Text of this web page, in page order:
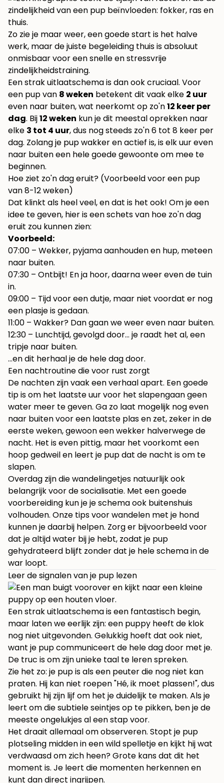
Zo zie je maar weer, een goede start is het halve
werk, maar de juiste begeleiding thuis is absoluut
onmisbaar voor een snelle en stressvrije
zindelijkheidstraining.
Een strak uitlaatschema is dan ook cruciaal. Voor
een pup van 8 weken betekent dit vaak elke 2 uur
even naar buiten, wat neerkomt op zo'n12 keer per
dag. Bij12 weken kun je dit meestal oprekken naar
elke 3 tot 4 uur, dus nog steeds zo'n 6 tot 8 keer per
dag. Zolang je pup wakker en actief is, is elk uur even
naar buiten een hele goede gewoonte om mee te
beginnen.
Hoe ziet zo'n dag eruit? (Voorbeeld voor een pup
van 8-12 weken)
Dat klinkt als heel veel, en dat is het ook! Om je een
idee te geven, hier is een schets van hoe zo'n dag
eruit zou kunnen zien:
Voorbeeld:
07:00 – Wekker, pyjama aanhouden en hup, meteen
naar buiten.
07:30 – Ontbijt! En ja hoor, daarna weer even de tuin
in.
09:00 – Tijd voor een dutje, maar niet voordat er nog
een plasje is gedaan.
11:00 – Wakker? Dan gaan we weer even naar buiten.
12:30 – Lunchtijd, gevolgd door… je raadt het al, een
tripje naar buiten.
…en dit herhaal je de hele dag door.
Een nachtroutine die voor rust zorgt
De nachten zijn vaak een verhaal apart. Een goede
tip is om het laatste uur voor het slapengaan geen
water meer te geven. Ga zo laat mogelijk nog even
naar buiten voor een laatste plas en zet, zeker in de
eerste weken, gewoon een wekker halverwege de
nacht. Het is even pittig, maar het voorkomt een
hoop gedweil en leert je pup dat de nacht is om te
slapen.
Overdag zijn die wandelingetjes natuurlijk ook
belangrijk voor de socialisatie. Met een goede
voorbereiding kun je je schema ook buitenshuis
volhouden. Onze tips voorwandelen met je hond
kunnen je daarbij helpen. Zorg er bijvoorbeeld voor
dat je altijd water bij je hebt, zodat je pup
gehydrateerd blijft zonder dat je hele schema in de
war loopt.
Leer de signalen van je pup lezen
Een strak uitlaatschema is een fantastisch begin,
maar laten we eerlijk zijn: een puppy heeft de klok
nog niet uitgevonden. Gelukkig hoeft dat ook niet,
want je pup communiceert de hele dag door met je.
De truc is om zijn unieke taal te leren spreken.
Zie het zo: je pup is als een peuter die nog niet kan
praten. Hij kan niet roepen "Hé, ik moet plassen!", dus
gebruikt hij zijn lijf om het je duidelijk te maken. Als je
leert om die subtiele seintjes op te pikken, ben je de
meeste ongelukjes al een stap voor.
Het draait allemaal om observeren. Stopt je pup
plotseling midden in een wild spelletje en kijkt hij wat
verdwaasd om zich heen? Grote kans dat dit het
moment is. Je leert die momenten herkennen en
kunt dan direct ingrijpen.